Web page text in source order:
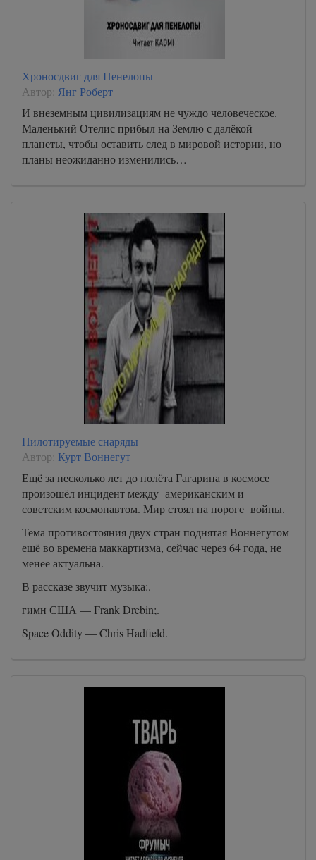
Хроносдвиг для Пенелопы
Автор: Янг Роберт
И внеземным цивилизациям не чуждо человеческое.
Маленький Отелис прибыл на Землю с далёкой
планеты, чтобы оставить след в мировой истории, но
планы неожиданно изменились…
Пилотируемые снаряды
Автор: Курт Воннегут
Ещё за несколько лет до полёта Гагарина в космосе
произошёл инцидент между американским и
советским космонавтом. Мир стоял на пороге войны.
Тема противостояния двух стран поднятая Воннегутом
ешё во времена маккартизма, сейчас через 64 года, не
менее актуальна.
В рассказе звучит музыка:.
гимн США — Frank Drebin;.
Space Oddity — Chris Hadfield.